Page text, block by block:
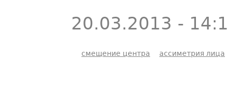
20.03.2013 -
смещение центра ассиметрия лица